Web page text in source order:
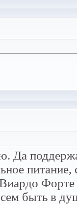
Да
питание,
быть в